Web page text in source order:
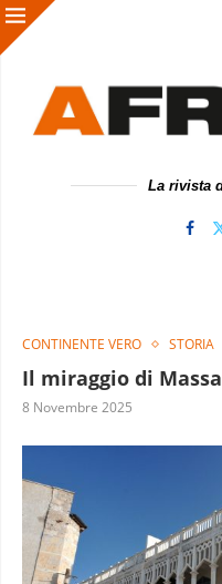
La rivista
CONTINENTE VERO STORIA
Il miraggio di
8 Novembre 2025